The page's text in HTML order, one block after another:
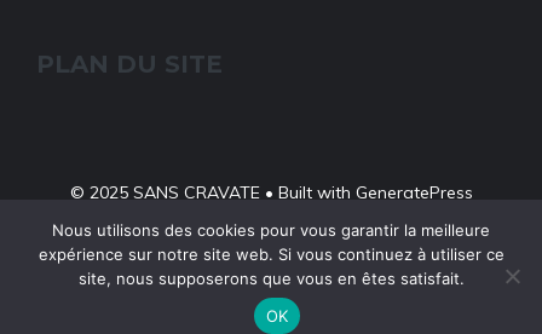
PLAN DU SITE
© 2025 SANS CRAVATE • Built with GeneratePress
A ProposContactPolitique De Confidentialité
Mentions Légales
Nous utilisons des cookies pour vous garantir la meilleure
expérience sur notre site web. Si vous continuez à utiliser ce
site, nous supposerons que vous en êtes satisfait.
OK